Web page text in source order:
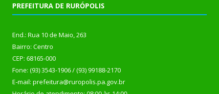
PREFEITURA DE RURÓPOLIS
End.: Rua 10 de Maio, 263
Bairro: Centro
CEP: 68165-000
Fone: (93) 3543-1906 / (93) 99188-2170
E-mail: prefeitura@ruropolis.pa.gov.br